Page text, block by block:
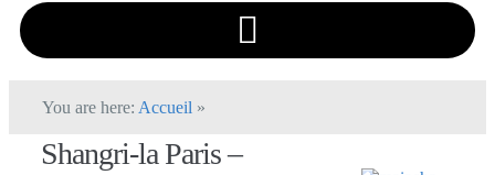
You are here: Accueil »
Shangri-la Paris –